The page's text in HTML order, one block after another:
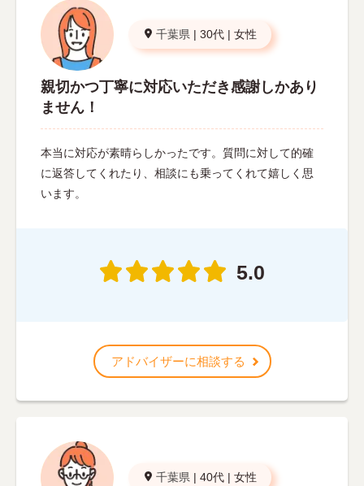
千葉県 | 30代 | 女性
親切かつ丁寧に対応いただき感謝しかあり
ません！
本当に対応が素晴らしかったです。質問に対して的確
に返答してくれたり、相談にも乗ってくれて嬉しく思
います。
5.0
アドバイザーに相談する
千葉県 | 40代 | 女性